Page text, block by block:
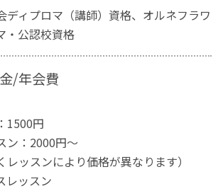
ディプロマ（講師）資格、オルネフラワ
・公認校資格
/年会費
1500円
ン：2000円～
レッスンにより価格が異なります）
レッスン